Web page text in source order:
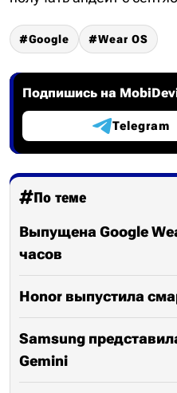
Google Wear OS
Подпишись на
Telegram
По теме
Выпущена Google
часов
Honor выпустила
Samsung
Gemini